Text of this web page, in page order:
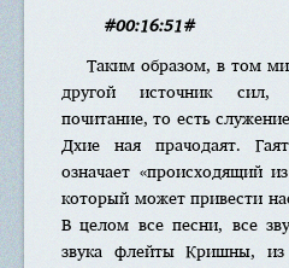
#00:16:51#
Таким образом, в том
другой источник сил,
почитание, то есть
Дхие ная прачодаят.
означает «происходящий
который может привести
В целом все песни, все
звука флейты Кришны,